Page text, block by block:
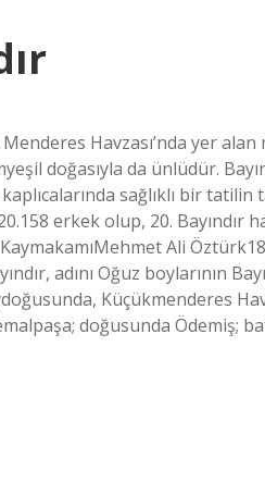
Havzası’nda yer
doğasıyla da ünlüdür.
sağlıklı bir tatilin
erkek olup, 20. Bayındır
Ali
adını Oğuz boylarının
Küçükmenderes
doğusunda Ödemiş;